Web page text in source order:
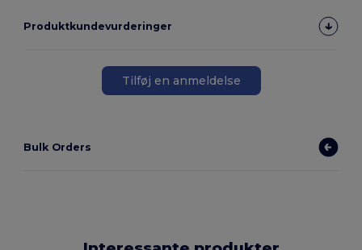
Produktkundevurderinger
Tilføj en anmeldelse
Bulk Orders